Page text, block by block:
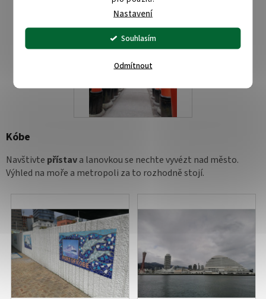
Nastavení
Odmítnout
Souhlasím
Kóbe
Navštivte přístava lanovkou se nechte vyvézt nad město.
Výhled na moře a metropoli za to rozhodně stojí.